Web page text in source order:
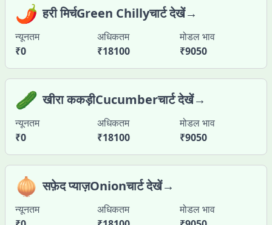
🌶️ हरी मिर्चGreen Chillyचार्ट देखें→
न्यूनतम
₹0
अधिकतम
₹18100
मोडल भाव
₹9050
🥒 खीरा ककड़ीCucumberचार्ट देखें→
न्यूनतम
₹0
अधिकतम
₹18100
मोडल भाव
₹9050
🧅 सफ़ेद प्याज़Onionचार्ट देखें→
न्यूनतम
अधिकतम
मोडल भाव